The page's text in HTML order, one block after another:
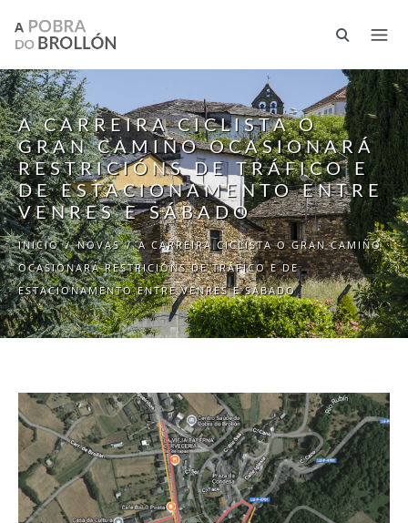
A CARREIRA CICLISTA O
GRAN CAMIÑO OCASIONARÁ
RESTRICIÓNS DE TRÁFICO E
DE ESTACIONAMENTO ENTRE
VENRES E SÁBADO
INICIO / NOVAS / A CARREIRA CICLISTA O GRAN CAMIÑO
OCASIONARÁ RESTRICIÓNS DE TRÁFICO E DE
ESTACIONAMENTO ENTRE VENRES E SÁBADO